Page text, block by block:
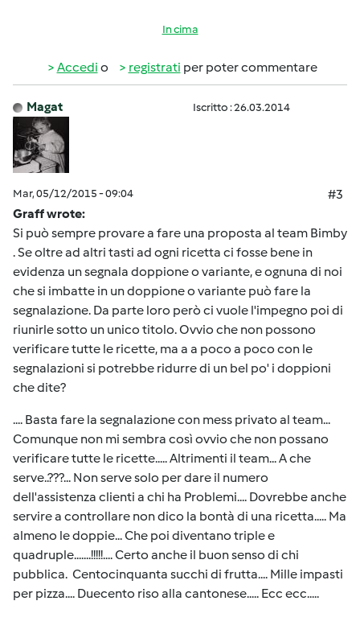
In cima
Accedi o registrati per poter commentare
Magat Iscritto : 26.03.2014
Mar, 05/12/2015 - 09:04
#3
Graff wrote:
Si può sempre provare a fare una proposta al team Bimby
. Se oltre ad altri tasti ad ogni ricetta ci fosse bene in
evidenza un segnala doppione o variante, e ognuna di noi
che si imbatte in un doppione o variante può fare la
segnalazione. Da parte loro però ci vuole l'impegno poi di
riunirle sotto un unico titolo. Ovvio che non possono
verificare tutte le ricette, ma a a poco a poco con le
segnalazioni si potrebbe ridurre di un bel po' i doppioni
che dite?
.... Basta fare la segnalazione con mess privato al team...
Comunque non mi sembra così ovvio che non possano
verificare tutte le ricette..... Altrimenti il team... A che
serve..???... Non serve solo per dare il numero
dell'assistenza clienti a chi ha Problemi.... Dovrebbe anche
servire a controllare non dico la bontà di una ricetta..... Ma
almeno le doppie... Che poi diventano triple e
quadruple.......!!!!!.... Certo anche il buon senso di chi
pubblica. Centocinquanta succhi di frutta.... Mille impasti
per pizza.... Duecento riso alla cantonese..... Ecc ecc.....